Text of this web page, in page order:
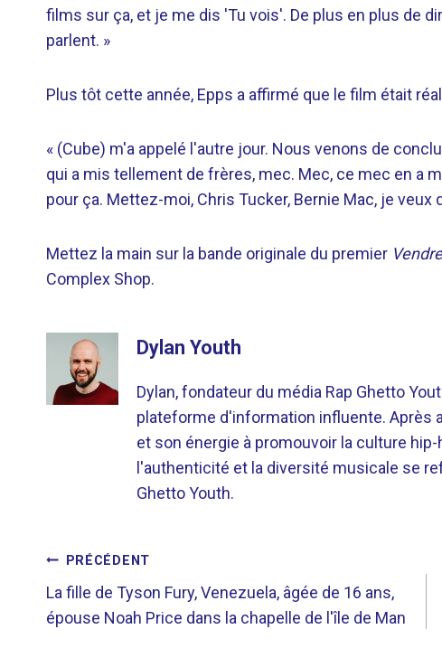
films sur ça, et je me dis 'Tu vois'. De plus en plus de
parlent. »
Plus tôt cette année, Epps a affirmé que le film était
« (Cube) m'a appelé l'autre jour. Nous venons de
qui a mis tellement de frères, mec. Mec, ce mec en a
pour ça. Mettez-moi, Chris Tucker, Bernie Mac, je veux
Mettez la main sur la bande originale du premier
Complex Shop.
Dylan Youth
Dylan, fondateur du média Rap Ghetto
plateforme d'information influente. Après
et son énergie à promouvoir la culture
l'authenticité et la diversité musicale se
Ghetto Youth.
NAVIGATION
DE
PRÉCÉDENT
La fille de Tyson Fury, Venezuela, âgée de 16 ans,
épouse Noah Price dans la chapelle de l'île de Man